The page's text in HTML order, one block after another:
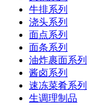
牛排系列
浇头系列
面点系列
面条系列
油炸裹面系列
酱卤系列
速冻菜肴系列
生调理制品